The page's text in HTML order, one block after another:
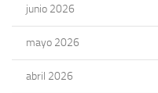
junio 2026
mayo 2026
abril 2026